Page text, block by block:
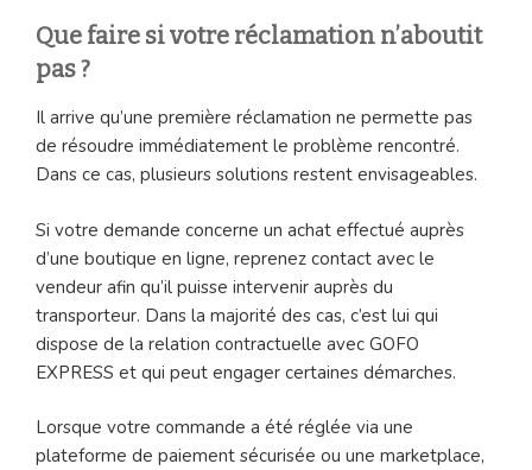
Que faire si votre réclamation n’aboutit
pas ?
Il arrive qu’une première réclamation ne permette pas
de résoudre immédiatement le problème rencontré.
Dans ce cas, plusieurs solutions restent envisageables.
Si votre demande concerne un achat effectué auprès
d’une boutique en ligne, reprenez contact avec le
vendeur afin qu’il puisse intervenir auprès du
transporteur. Dans la majorité des cas, c’est lui qui
dispose de la relation contractuelle avec GOFO
EXPRESS et qui peut engager certaines démarches.
Lorsque votre commande a été réglée via une
plateforme de paiement sécurisée ou une marketplace,